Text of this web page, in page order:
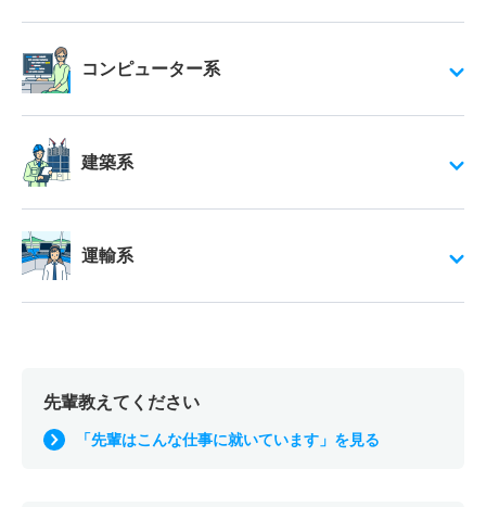
コンピューター系
建築系
運輸系
先輩教えてください
「先輩はこんな仕事に就いています」を見る